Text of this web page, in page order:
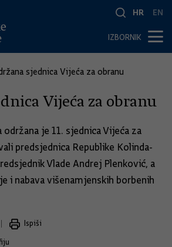
HR EN
IZBORNIK
sjednica Vijeća za obranu
Vijeća za obranu
je 11. sjednica Vijeća za
predsjednica Republike Kolinda-
Vlade Andrej Plenković, a
i nabava višenamjenskih borbenih
Ispiši